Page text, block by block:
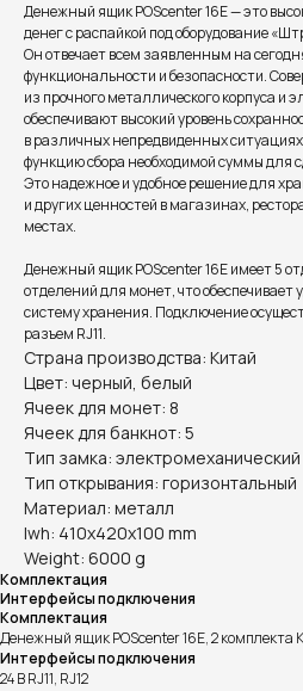
Денежный ящик POScenter 16E — это
денег с распайкой под оборудование
Он отвечает всем заявленным на
функциональности и безопасности.
из прочного металлического корпуса и
обеспечивают высокий уровень
в различных непредвиденных
функцию сбора необходимой суммы для
Это надежное и удобное решение для
и других ценностей в магазинах,
местах.
Денежный ящик POScenter 16E имеет 5
отделений для монет, что
систему хранения. Подключение
разъем RJ11.
Страна производства: Китай
Цвет: черный, белый
Ячеек для монет: 8
Ячеек для банкнот: 5
Тип замка: электромеханический
Тип открывания: горизонтальный
Материал: металл
lwh: 410x420x100 mm
Weight: 6000 g
Комплектация
Интерфейсы подключения
Комплектация
Денежный ящик POScenter 16E, 2 комплекта
Интерфейсы подключения
24 В RJ11, RJ12